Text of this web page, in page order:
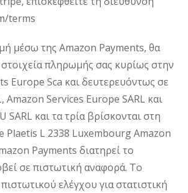
terms
μέσω της Amazon Payments, θα
πληρωμής σας κυρίως στην
Europe Sca και δευτερευόντως σε
Amazon Services Europe SARL και
SARL και τα τρία βρίσκονται στη
Plaetis L 2338 Luxembourg Amazon
Payments διατηρεί το
σε πιστωτική αναφορά. Το
ελέγχου για στατιστική